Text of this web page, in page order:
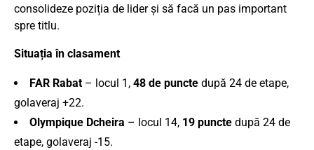
consolideze poziția de lider și să facă un pas important
spre titlu.
Situația în clasament
FAR Rabat – locul 1, 48 de puncte după 24 de etape,
golaveraj +22.
Olympique Dcheira – locul 14, 19 puncte după 24 de
etape, golaveraj -15.